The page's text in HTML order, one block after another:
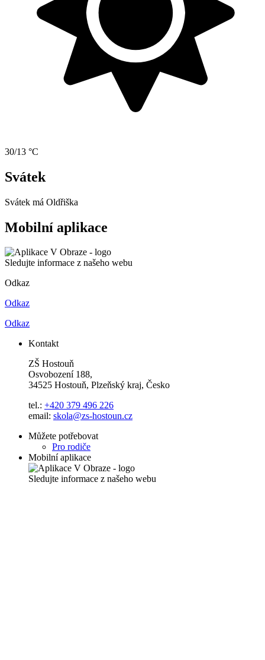
30/13 °C
Svátek
Svátek má Oldřiška
Mobilní aplikace
Sledujte informace z našeho webu
Odkaz
Odkaz
Odkaz
Kontakt
ZŠ Hostouň
Osvobození 188,
34525 Hostouň, Plzeňský kraj, Česko
tel.: +420 379 496 226
email: skola@zs-hostoun.cz
Můžete potřebovat
Pro rodiče
Mobilní aplikace
Sledujte informace z našeho webu